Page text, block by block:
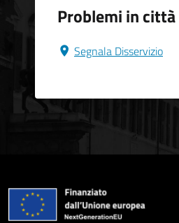
Problemi in città
Segnala Disservizio